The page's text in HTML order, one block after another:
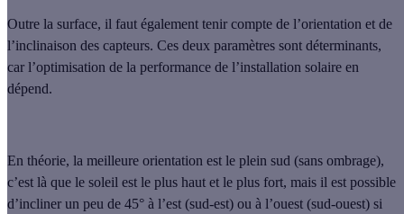
Outre la surface, il faut également tenir compte de l’orientation et de
l’inclinaison des capteurs. Ces deux paramètres sont déterminants,
car l’optimisation de la performance de l’installation solaire en
dépend.
En théorie, la meilleure orientation est le plein sud (sans ombrage),
c’est là que le soleil est le plus haut et le plus fort, mais il est possible
d’incliner un peu de 45° à l’est (sud-est) ou à l’ouest (sud-ouest) si